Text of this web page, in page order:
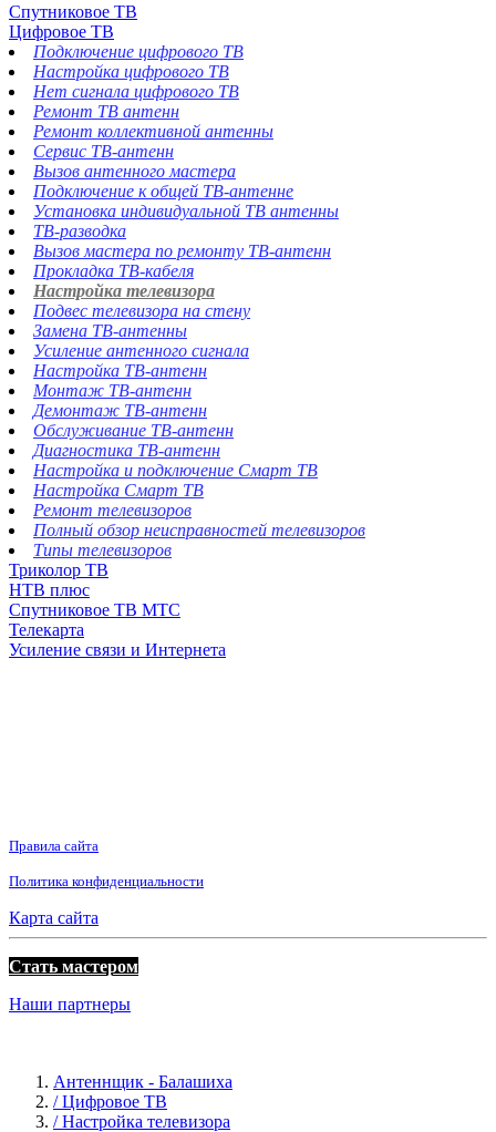
Спутниковое ТВ
Цифровое ТВ
Подключение цифрового ТВ
Настройка цифрового ТВ
Нет сигнала цифрового ТВ
Ремонт ТВ антенн
Ремонт коллективной антенны
Сервис ТВ-антенн
Вызов антенного мастера
Подключение к общей ТВ-антенне
Установка индивидуальной ТВ антенны
ТВ-разводка
Вызов мастера по ремонту ТВ-антенн
Прокладка ТВ-кабеля
Настройка телевизора
Подвес телевизора на стену
Замена ТВ-антенны
Усиление антенного сигнала
Настройка ТВ-антенн
Монтаж ТВ-антенн
Демонтаж ТВ-антенн
Обслуживание ТВ-антенн
Диагностика ТВ-антенн
Настройка и подключение Смарт ТВ
Настройка Смарт ТВ
Ремонт телевизоров
Полный обзор неисправностей телевизоров
Типы телевизоров
Триколор ТВ
НТВ плюс
Спутниковое ТВ МТС
Телекарта
Усиление связи и Интернета
Правила сайта
Политика конфиденциальности
Карта сайта
Стать мастером
Наши партнеры
Антеннщик - Балашиха
/ Цифровое ТВ
/ Настройка телевизора